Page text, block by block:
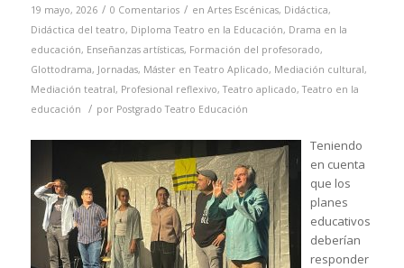
19 mayo, 2026 / 0 Comentarios / en Artes Escénicas, Didáctica,
Didáctica del teatro, Diploma Teatro en la Educación, Drama en la
educación, Enseñanzas artísticas, Formación del profesorado,
Glottodrama, Jornadas, Máster en Teatro Aplicado, Mediación cultural,
Mediación teatral, Profesional reflexivo,Teatro aplicado,Teatro en la
educación
/ por Postgrado Teatro Educación
Teniendo
en cuenta
que los
planes
educativos
deberían
responder